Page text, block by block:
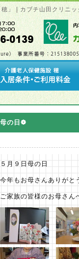
」 | カブチ山田クリニ
母の日❁
５月９日母の日
今年もお母さんありがと
ご家族の皆様のお母さ